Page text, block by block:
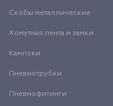
Скобы металлические
Хомутная лента и замки
Камлоки
Пневмотрубки
Пневмофитинги